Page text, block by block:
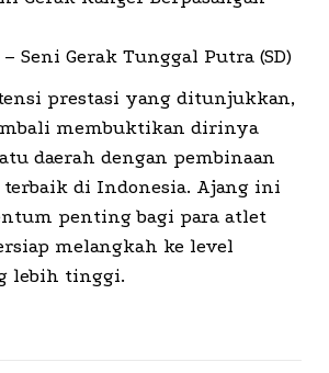
Seni Gerak Tunggal Putra (SD)
prestasi yang ditunjukkan,
membuktikan dirinya
daerah dengan pembinaan
terbaik di Indonesia. Ajang ini
penting bagi para atlet
melangkah ke level
lebih tinggi.